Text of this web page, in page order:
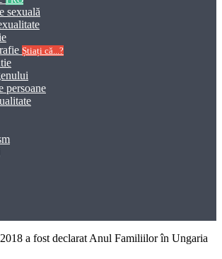
sexuală
Știați că...?
persoane
a fost declarat Anul Familiilor în Ungaria